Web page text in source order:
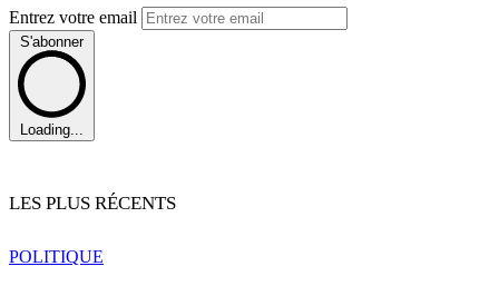
Entrez votre email
S'abonner
Loading...
LES PLUS RÉCENTS
POLITIQUE